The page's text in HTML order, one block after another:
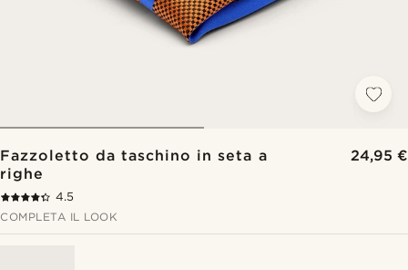
Fazzoletto da taschino in seta a
righe
24,95 €
4.5
COMPLETA IL LOOK